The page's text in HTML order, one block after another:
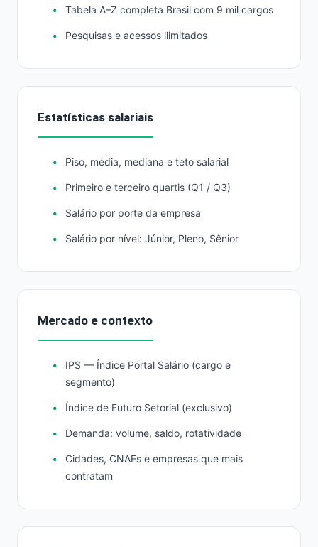
Tabela A–Z completa Brasil com 9 mil cargos
Pesquisas e acessos ilimitados
Estatísticas salariais
Piso, média, mediana e teto salarial
Primeiro e terceiro quartis (Q1 / Q3)
Salário por porte da empresa
Salário por nível: Júnior, Pleno, Sênior
Mercado e contexto
IPS — Índice Portal Salário (cargo e
segmento)
Índice de Futuro Setorial (exclusivo)
Demanda: volume, saldo, rotatividade
Cidades, CNAEs e empresas que mais
contratam